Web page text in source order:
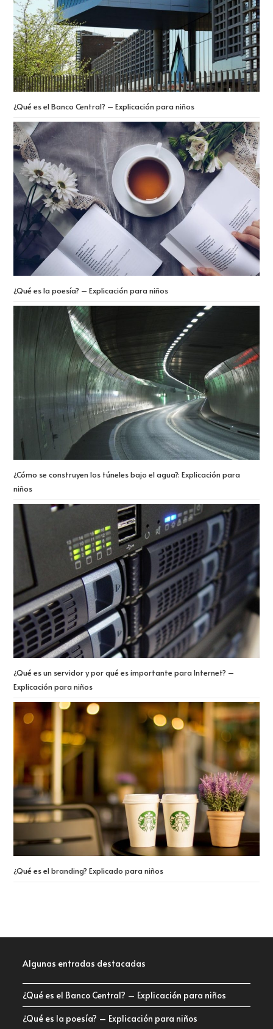
¿Qué es el Banco Central? – Explicación para niños
¿Qué es la poesía? – Explicación para niños
¿Cómo se construyen los túneles bajo el agua?: Explicación para
niños
¿Qué es un servidor y por qué es importante para Internet? –
Explicación para niños
¿Qué es el branding? Explicado para niños
Algunas entradas destacadas
¿Qué es el Banco Central? – Explicación para niños
¿Qué es la poesía? – Explicación para niños